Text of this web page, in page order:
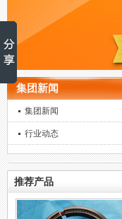
集团新闻
集团新闻
行业动态
推荐产品